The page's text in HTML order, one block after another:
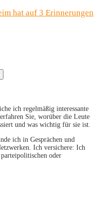
hat auf 3 Erinnerungen
ich regelmäßig interessante
Sie, worüber die Leute
und was wichtig für sie ist.
ich in Gesprächen und
Ich versichere: Ich
oder